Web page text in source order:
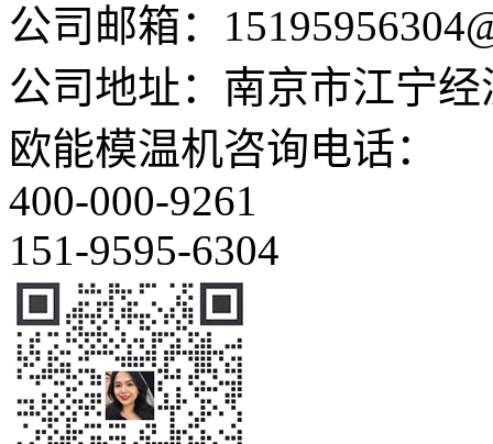
公司邮箱：
公司地址：南京市江宁
欧能模温机咨询电话：
400-000-9261
151-9595-6304